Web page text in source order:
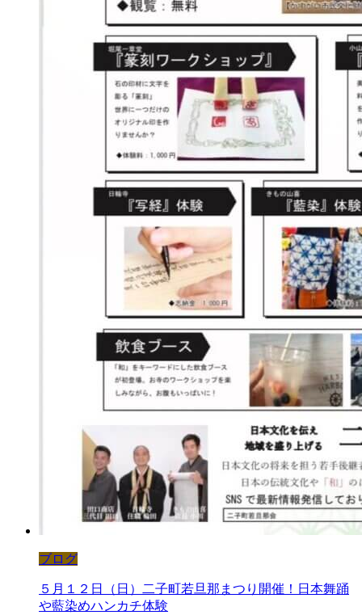
ブログ
５月１２日（日）二子町若旦那まつり開催！日本舞踊
や藍染めハンカチ体験